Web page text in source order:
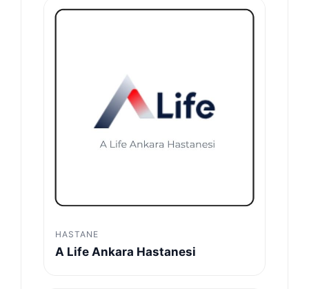
HASTANE
A Life Ankara Hastanesi